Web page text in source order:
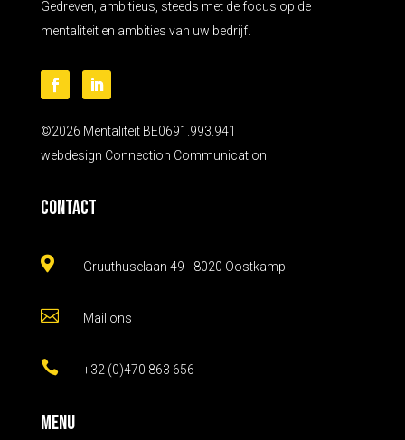
Gedreven, ambitieus, steeds met de focus op de
mentaliteit en ambities van uw bedrijf.
©2026 Mentaliteit BE0691.993.941
webdesign Connection Communication
Contact
 Gruuthuselaan 49 - 8020 Oostkamp
 Mail ons
 +32 (0)470 863 656
Menu